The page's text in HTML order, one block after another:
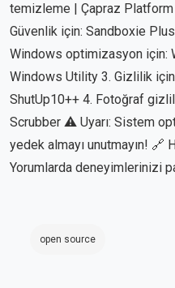
temizleme | Çapraz Platform
Güvenlik için: Sandboxie
Windows optimizasyon için:
Windows Utility 3. Gizlilik
ShutUp10++ 4. Fotoğraf
Scrubber ⚠️ Uyarı: Sistem
yedek almayı unutmayın! 🔗
Yorumlarda deneyimlerinizi
open source